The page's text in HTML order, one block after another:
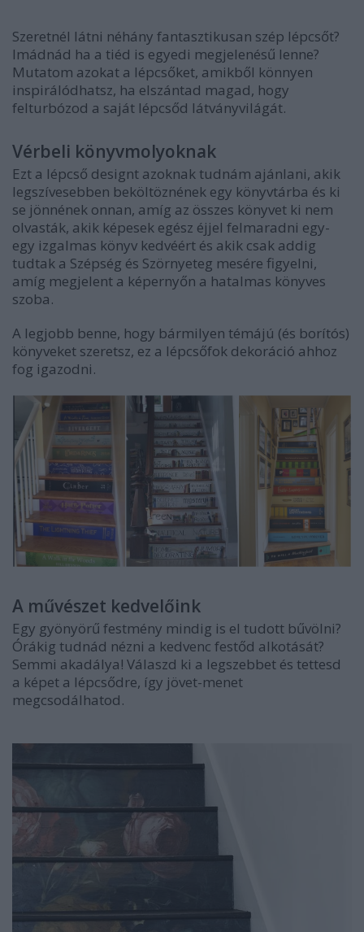
Szeretnél látni néhány fantasztikusan szép lépcsőt?
Imádnád ha a tiéd is egyedi megjelenésű lenne?
Mutatom azokat a lépcsőket, amikből könnyen
inspirálódhatsz, ha elszántad magad, hogy
felturbózod a saját lépcsőd látványvilágát.
Vérbeli könyvmolyoknak
Ezt a lépcső designt azoknak tudnám ajánlani, akik
legszívesebben beköltöznének egy könyvtárba és ki
se jönnének onnan, amíg az összes könyvet ki nem
olvasták, akik képesek egész éjjel felmaradni egy-
egy izgalmas könyv kedvéért és akik csak addig
tudtak a Szépség és Szörnyeteg mesére figyelni,
amíg megjelent a képernyőn a hatalmas könyves
szoba.
A legjobb benne, hogy bármilyen témájú (és borítós)
könyveket szeretsz, ez a lépcsőfok dekoráció ahhoz
fog igazodni.
A művészet kedvelőink
Egy gyönyörű festmény mindig is el tudott bűvölni?
Órákig tudnád nézni a kedvenc festőd alkotását?
Semmi akadálya! Válaszd ki a legszebbet és tettesd
a képet a lépcsődre, így jövet-menet
megcsodálhatod.